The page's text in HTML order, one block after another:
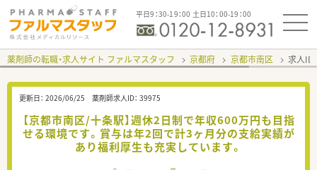
平日9：30-19：00 土日10：00-19：00
薬剤師の転職・求人サイト ファルマスタッフ 京都府 京都市南区 求人ID
更新日： 2026/06/25 薬剤師求人ID： 39975
【京都市南区/十条駅】週休2日制で年収600万円も目指
せる環境です。賞与は年2回で計3ヶ月分の支給実績が
あり福利厚生も充実しています。